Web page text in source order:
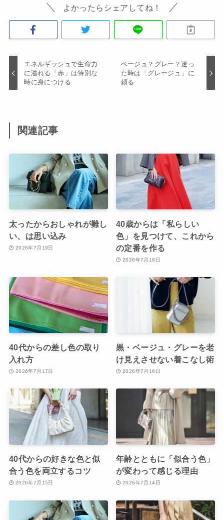
よかったらシェアしてね！
エネルギッシュで生命力
に溢れる「赤」は特別な
時に身につける
ベージュ？グレー？迷っ
た時は「グレージュ」に
頼る
関連記事
太ったからおしゃれが難し
い、は思い込み
2026年7月19日
40歳からは「私らしい
色」を見つけて、これから
の定番を作る
2026年7月18日
40代からの差し色の取り
入れ方
2026年7月17日
黒・ベージュ・グレーを老
け見えさせない着こなし術
2026年7月16日
40代からの好きな色と似
合う色を両立するコツ
2026年7月15日
年齢とともに「似合う色」
が変わって感じる理由
2026年7月14日